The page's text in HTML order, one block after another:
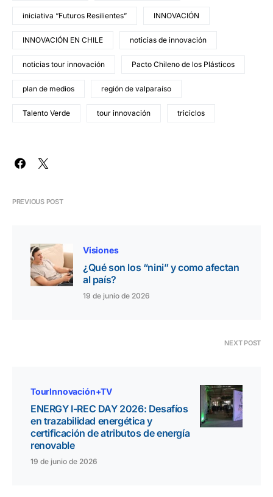
iniciativa “Futuros Resilientes” INNOVACIÓN
INNOVACIÓN EN CHILE noticias de innovación
noticias tour innovación Pacto Chileno de los Plásticos
plan de medios región de valparaíso
Talento Verde tour innovación triciclos
PREVIOUS POST
Visiones
¿Qué son los “nini” y como afectan
al país?
19 de junio de 2026
NEXT POST
TourInnovación+TV
ENERGY I-REC DAY 2026: Desafíos
en trazabilidad energética y
certificación de atributos de energía
renovable
19 de junio de 2026